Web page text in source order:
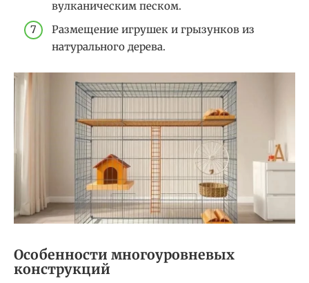
вулканическим песком.
Размещение игрушек и грызунков из
натурального дерева.
Особенности многоуровневых
конструкций